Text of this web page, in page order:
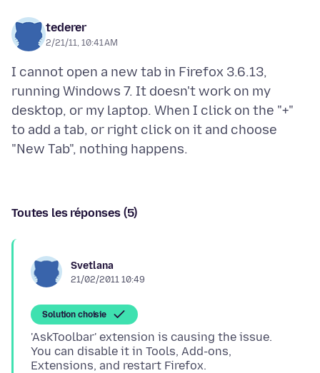
tederer
2/21/11, 10:41 AM
I cannot open a new tab in Firefox 3.6.13,
running Windows 7. It doesn't work on my
desktop, or my laptop. When I click on the "+"
to add a tab, or right click on it and choose
Toutes les réponses (5)
Svetlana
21/02/2011 10:49
Solution choisie
'AskToolbar' extension is causing the issue.
You can disable it in Tools, Add-ons,